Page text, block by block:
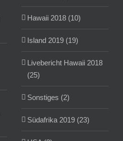
Hawaii 2018 (10)
Island 2019 (19)
Livebericht Hawaii 2018
(25)
Sonstiges (2)
Südafrika 2019 (23)